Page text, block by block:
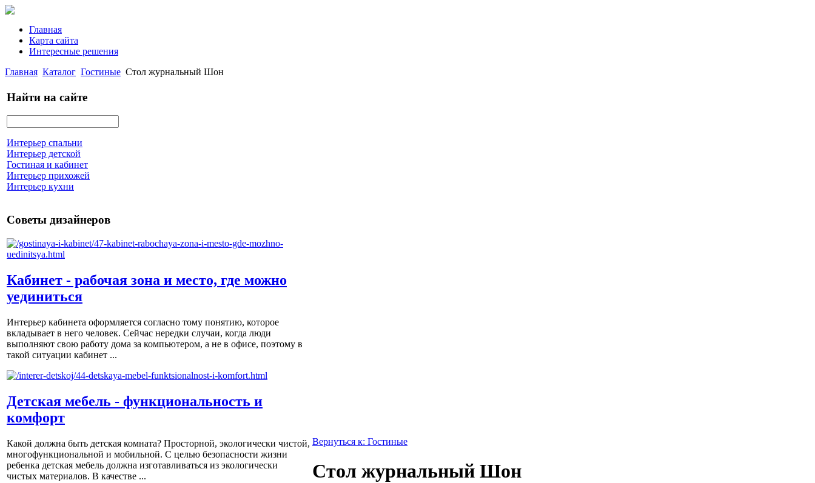
Главная
Карта сайта
Интересные решения
Главная Каталог Гостиные Стол журнальный Шон
Найти на сайте
Интерьер спальни
Интерьер детской
Гостиная и кабинет
Интерьер прихожей
Интерьер кухни
Советы дизайнеров
Кабинет - рабочая зона и место, где можно
уединиться
Интерьер кабинета оформляется согласно тому понятию, которое
вкладывает в него человек. Сейчас нередки случаи, когда люди
выполняют свою работу дома за компьютером, а не в офисе, поэтому в
такой ситуации кабинет ...
Детская мебель - функциональность и
комфорт
Какой должна быть детская комната? Просторной, экологически чистой,
многофункциональной и мобильной. С целью безопасности жизни
ребенка детская мебель должна изготавливаться из экологически
чистых материалов. В качестве ...
Вернуться к: Гостиные
Стол журнальный Шон